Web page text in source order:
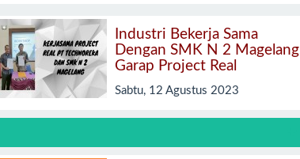
Industri Bekerja Sama
Dengan SMK N 2 Magelang
Garap Project Real
Sabtu, 12 Agustus 2023